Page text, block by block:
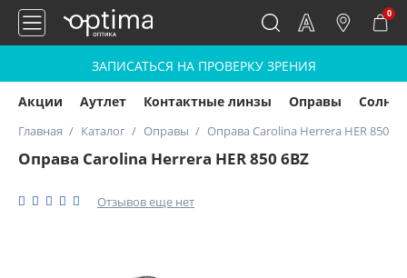
0
ЗАПИСАТЬСЯ НА ПРОВЕРКУ ЗРЕНИЯ
Акции Аутлет Контактные линзы Оправы
Главная Каталог Оправы Оправа Carolina Herrera HER 850
Оправа Carolina Herrera HER 850 6BZ
Отзывов еще нет